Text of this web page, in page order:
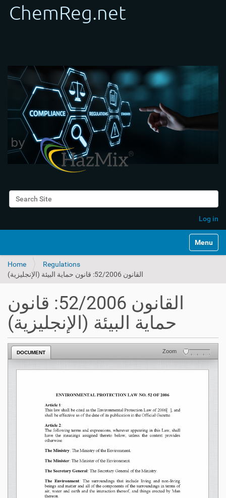
Search Site
Log in
Toggle
Home
Regulations
القانون 52/2006: قانون حماية البيئة (الإنجليزية)
القانون 52/2006: قانون
حماية البيئة (الإنجليزية)
DOCUMENT Zoom